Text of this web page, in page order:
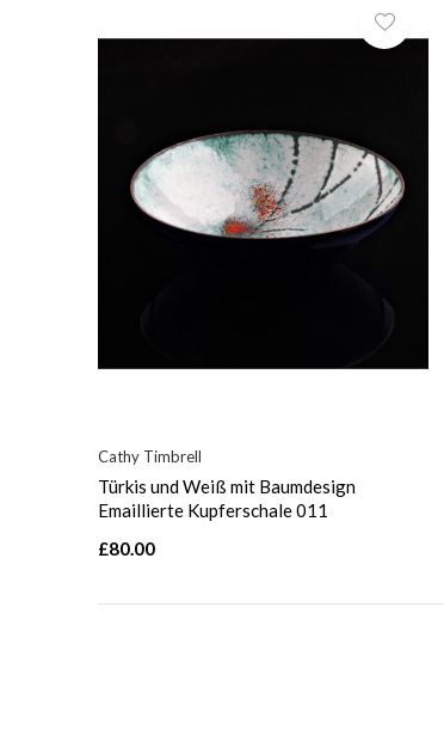
Cathy Timbrell
Türkis und Weiß mit Baumdesign
Emaillierte Kupferschale 011
£80.00